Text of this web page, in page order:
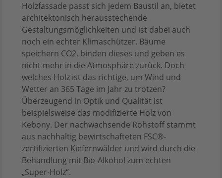
Holzfassade passt sich jedem Baustil an, bietet
architektonisch herausstechende
Gestaltungsmöglichkeiten und ist dabei auch
noch ein echter Klimaschützer. Bäume
speichern CO2, binden dieses und geben es
nicht mehr in die Atmosphäre zurück. Doch
welches Holz ist das richtige, um Wind und
Wetter an 365 Tage im Jahr zu trotzen?
Überzeugend in Optik und Qualität ist
beispielsweise das modifizierte Holz von
Kebony. Der nachwachsende Rohstoff stammt
aus nachhaltig bewirtschafteten FSC®-
zertifizierten Kiefernwälder und wird durch die
Behandlung mit Bio-Alkohol zum echten
„Super-Holz“.